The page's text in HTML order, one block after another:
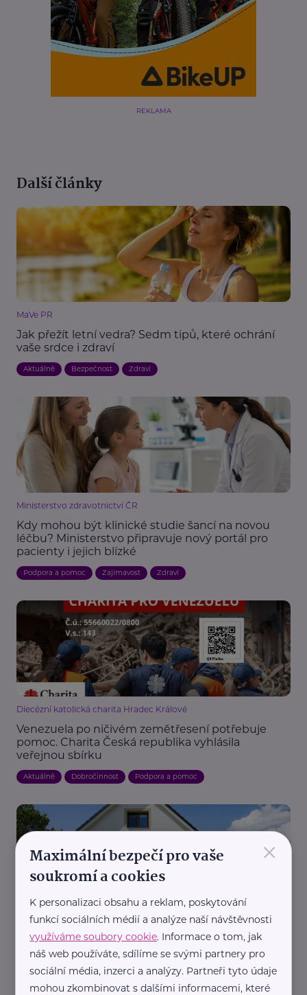
REKLAMA
Další články
MaVe PR
Jak přežít letní vedra? Sedm tipů, které ochrání
vaše srdce i zdraví
Aktuálně Bezpečnost Zdraví
Ministerstvo zdravotnictví ČR
Kdy mohou být klinické studie šancí na novou
léčbu? Ministerstvo připravuje nový portál pro
pacienty i jejich blízké
Podpora a pomoc Zajímavost Zdraví
Diecézní katolická charita Hradec Králové
Venezuela po ničivém zemětřesení potřebuje
pomoc. Charita Česká republika vyhlásila
veřejnou sbírku
Aktuálně Dobročinnost Podpora a pomoc
Chcete nižší účty za energie? Nová zelená
úsporám opět přijímá žádosti
Aktuálně Bydlení, domácnost Dotace Rodina
×
Maximální bezpečí pro vaše
soukromí a cookies
K personalizaci obsahu a reklam, poskytování
funkcí sociálních médií a analýze naší návštěvnosti
využíváme soubory cookie. Informace o tom, jak
náš web používáte, sdílíme se svými partnery pro
sociální média, inzerci a analýzy. Partneři tyto údaje
mohou zkombinovat s dalšími informacemi, které